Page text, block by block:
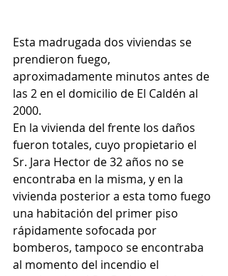
Esta madrugada dos viviendas se
prendieron fuego,
aproximadamente minutos antes de
las 2 en el domicilio de El Caldén al
2000.
En la vivienda del frente los daños
fueron totales, cuyo propietario el
Sr. Jara Hector de 32 años no se
encontraba en la misma, y en la
vivienda posterior a esta tomo fuego
una habitación del primer piso
rápidamente sofocada por
bomberos, tampoco se encontraba
al momento del incendio el